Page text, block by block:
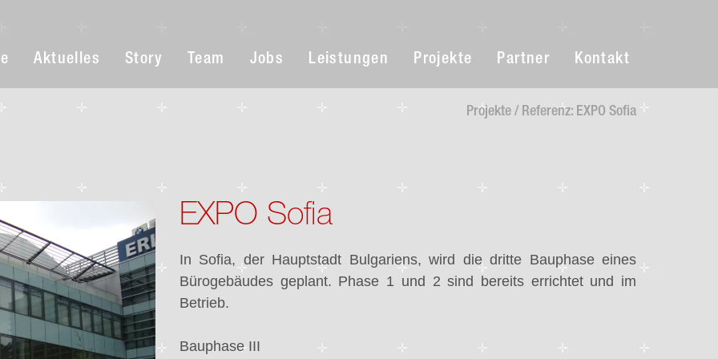
Aktuelles Story Team Jobs Leistungen Projekte Partner Kontakt
Projekte / Referenz: EXPO Sofia
EXPO Sofia
In Sofia, der Hauptstadt Bulgariens, wird die dritte Bauphase eines
Bürogebäudes geplant. Phase 1 und 2 sind bereits errichtet und im
Betrieb.
Bauphase III